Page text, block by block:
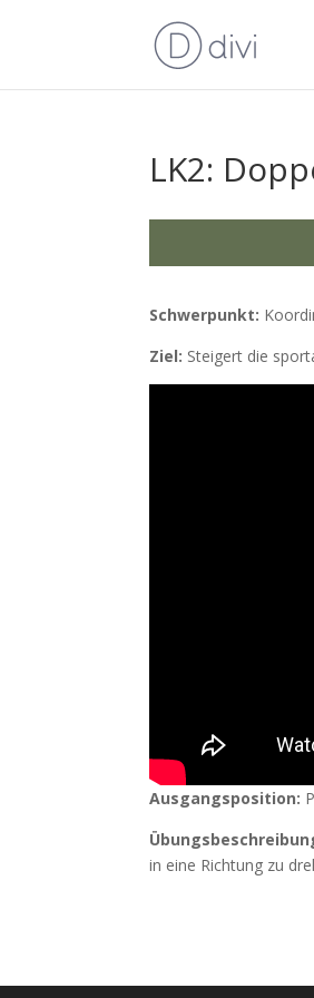
LK2:
Schwerpunkt:
Ziel: Steigert die
Ausgangsposition:
in eine Richtung zu